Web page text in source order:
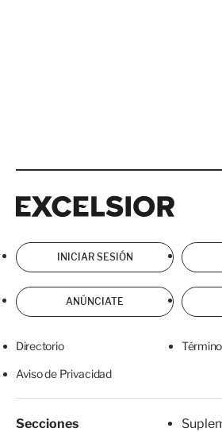
INICIAR SESIÓN
ANÚNCIATE
Directorio
Aviso de Privacidad
Secciones